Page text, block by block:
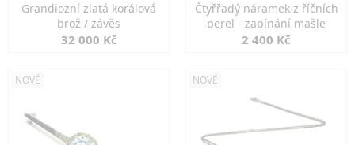
Grandiozní zlatá korálová
brož / závěs
32 000 Kč
Čtyřřadý náramek z říčních
perel - zapínání mašle
2 400 Kč
NOVÉ NOVÉ